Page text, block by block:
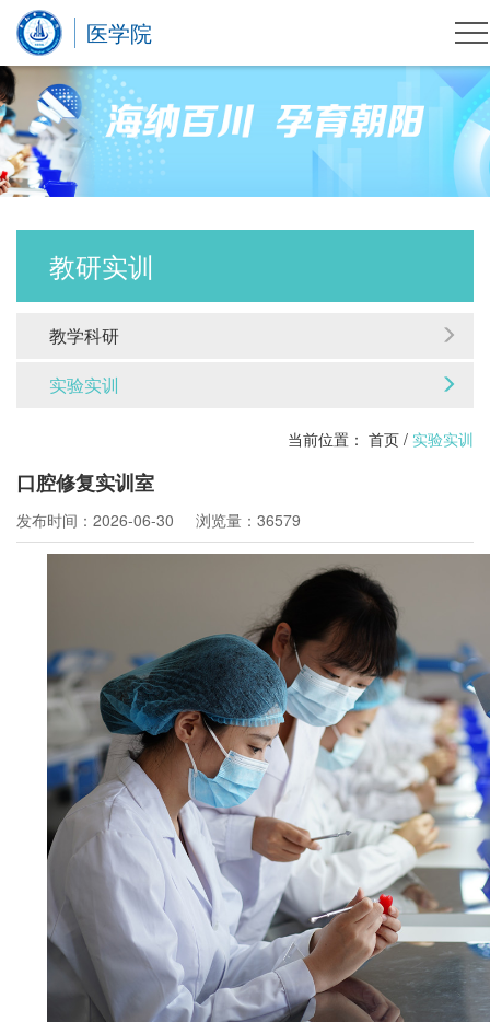
医学院
教研实训
教学科研
实验实训
当前位置： 首页 / 实验实训
口腔修复实训室
发布时间：2026-06-30 浏览量：36579